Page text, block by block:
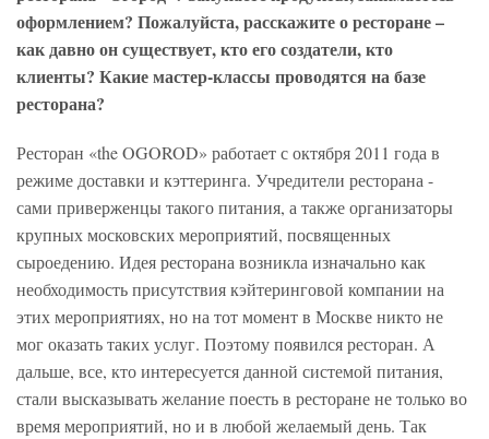
оформлением? Пожалуйста, расскажите о ресторане –
как давно он существует, кто его создатели, кто
клиенты? Какие мастер-классы проводятся на базе
ресторана?
Ресторан «the OGOROD» работает с октября 2011 года в
режиме доставки и кэттеринга. Учредители ресторана -
сами приверженцы такого питания, а также организаторы
крупных московских мероприятий, посвященных
сыроедению. Идея ресторана возникла изначально как
необходимость присутствия кэйтеринговой компании на
этих мероприятиях, но на тот момент в Москве никто не
мог оказать таких услуг. Поэтому появился ресторан. А
дальше, все, кто интересуется данной системой питания,
стали высказывать желание поесть в ресторане не только во
время мероприятий, но и в любой желаемый день. Так